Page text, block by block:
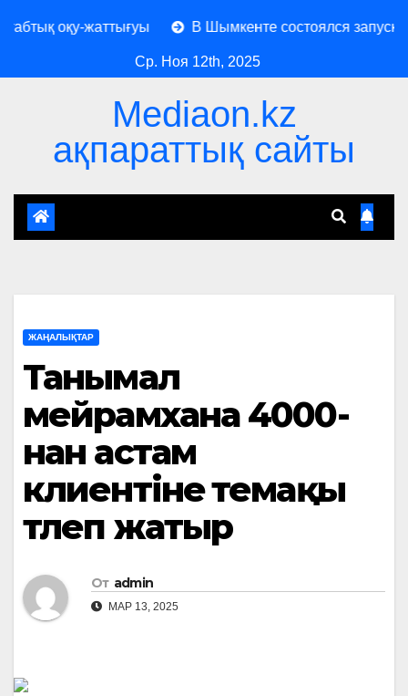
оқу-жаттығуы В Шымкенте состоялся запуск
Ср. Ноя 12th, 2025
Mediaon.kz
ақпараттық сайты
ЖАҢАЛЫҚТАР
Танымал
мейрамхана 4000-
нан астам
клиентіне өтемақы
төлеп жатыр
От admin
МАР 13, 2025